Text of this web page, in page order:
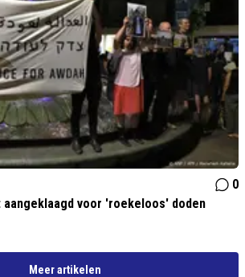
0
voor 'roekeloos' doden
Meer artikelen